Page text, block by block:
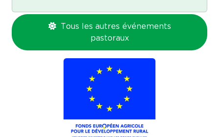
Tous les autres événements
pastoraux